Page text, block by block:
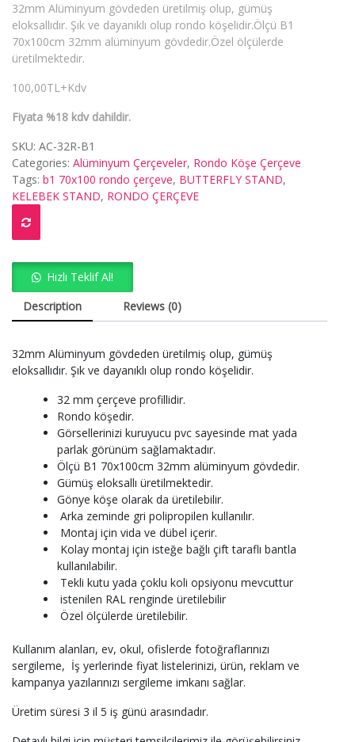
32mm Alüminyum gövdeden üretilmiş olup, gümüş
eloksallıdır. Şık ve dayanıklı olup rondo köşelidir.Ölçü B1
70x100cm 32mm alüminyum gövdedir.Özel ölçülerde
üretilmektedir.
100,00TL+Kdv
Fiyata %18 kdv dahildir.
SKU: AC-32R-B1
Categories: Alüminyum Çerçeveler, Rondo Köşe Çerçeve
Tags: b1 70x100 rondo çerçeve, BUTTERFLY STAND,
KELEBEK STAND, RONDO ÇERÇEVE
Hızlı Teklif Al!
Description
Reviews (0)
32mm Alüminyum gövdeden üretilmiş olup, gümüş
eloksallıdır. Şık ve dayanıklı olup rondo köşelidir.
32 mm çerçeve profillidir.
Rondo köşedir.
Görsellerinizi kuruyucu pvc sayesinde mat yada
parlak görünüm sağlamaktadır.
Ölçü B1 70x100cm 32mm alüminyum gövdedir.
Gümüş eloksallı üretilmektedir.
Gönye köşe olarak da üretilebilir.
Arka zeminde gri polipropilen kullanılır.
Montaj için vida ve dübel içerir.
Kolay montaj için isteğe bağlı çift taraflı bantla
kullanılabilir.
Tekli kutu yada çoklu koli opsiyonu mevcuttur
istenilen RAL renginde üretilebilir
Özel ölçülerde üretilebilir.
Kullanım alanları, ev, okul, ofislerde fotoğraflarınızı
sergileme, İş yerlerinde fiyat listelerinizi, ürün, reklam ve
kampanya yazılarınızı sergileme imkanı sağlar.
Üretim süresi 3 il 5 iş günü arasındadır.